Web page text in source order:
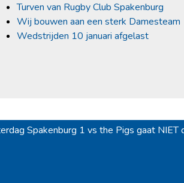
Turven van Rugby Club Spakenburg
Wij bouwen aan een sterk Damesteam
Wedstrijden 10 januari afgelast
Spakenburg 1 vs the Pigs gaat NIET